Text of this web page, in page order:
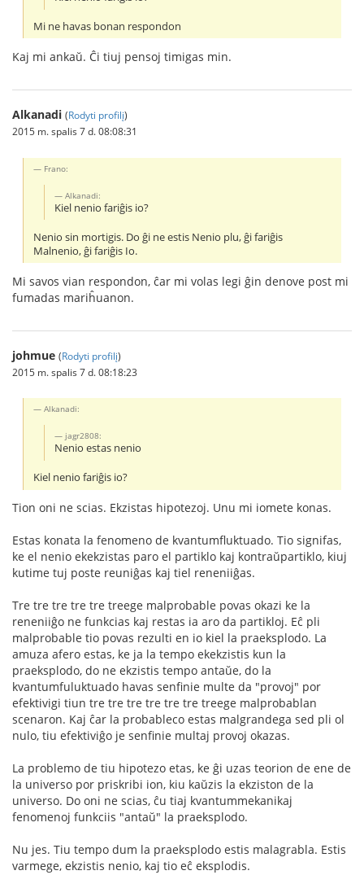
Mi ne havas bonan respondon
Kaj mi ankaŭ. Ĉi tiuj pensoj timigas min.
Alkanadi (Rodyti profilį)
2015 m. spalis 7 d. 08:08:31
Frano:
Alkanadi:
Kiel nenio fariĝis io?
Nenio sin mortigis. Do ĝi ne estis Nenio plu, ĝi fariĝis
Malnenio, ĝi fariĝis Io.
Mi savos vian respondon, ĉar mi volas legi ĝin denove post mi
fumadas mariĥuanon.
johmue (Rodyti profilį)
2015 m. spalis 7 d. 08:18:23
Alkanadi:
jagr2808:
Nenio estas nenio
Kiel nenio fariĝis io?
Tion oni ne scias. Ekzistas hipotezoj. Unu mi iomete konas.
Estas konata la fenomeno de kvantumfluktuado. Tio signifas,
ke el nenio ekekzistas paro el partiklo kaj kontraŭpartiklo, kiuj
kutime tuj poste reuniĝas kaj tiel reneniiĝas.
Tre tre tre tre tre treege malprobable povas okazi ke la
reneniiĝo ne funkcias kaj restas ia aro da partikloj. Eĉ pli
malprobable tio povas rezulti en io kiel la praeksplodo. La
amuza afero estas, ke ja la tempo ekekzistis kun la
praeksplodo, do ne ekzistis tempo antaŭe, do la
kvantumfuluktuado havas senfinie multe da "provoj" por
efektivigi tiun tre tre tre tre tre tre treege malprobablan
scenaron. Kaj ĉar la probableco estas malgrandega sed pli ol
nulo, tiu efektiviĝo je senfinie multaj provoj okazas.
La problemo de tiu hipotezo etas, ke ĝi uzas teorion de ene de
la universo por priskribi ion, kiu kaŭzis la ekziston de la
universo. Do oni ne scias, ĉu tiaj kvantummekanikaj
fenomenoj funkciis "antaŭ" la praeksplodo.
Nu jes. Tiu tempo dum la praeksplodo estis malagrabla. Estis
varmege, ekzistis nenio, kaj tio eĉ eksplodis.